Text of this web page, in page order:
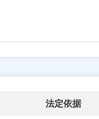
法定依据